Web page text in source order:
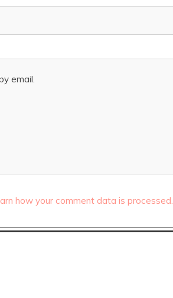
email.
how your comment data is processed.